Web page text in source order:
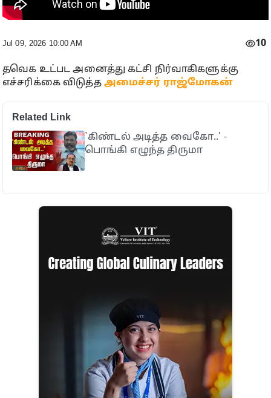
Jul 09, 2026 10:00 AM 10
தவெக உட்பட அனைத்து கட்சி நிர்வாகிகளுக்கு
எச்சரிக்கை விடுத்த அமைச்சர் ராஜ்மோகன்
Related Link
`கிண்டல் அடித்த வைகோ..' -
பொங்கி எழுந்த திருமா